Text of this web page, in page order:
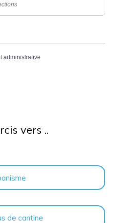
administrative
vers ..
de cantine